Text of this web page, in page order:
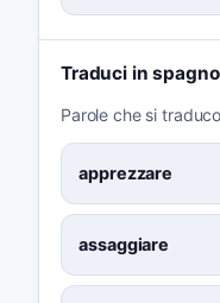
Traduci in
Parole che si
apprezzare
assaggiare